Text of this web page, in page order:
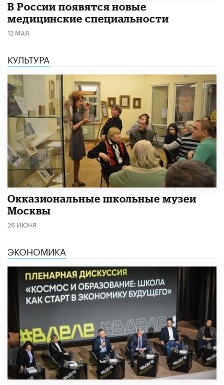
В России появятся новые
медицинские специальности
12 МАЯ
КУЛЬТУРА
​Окказиональные школьные музеи
Москвы
26 ИЮНЯ
ЭКОНОМИКА